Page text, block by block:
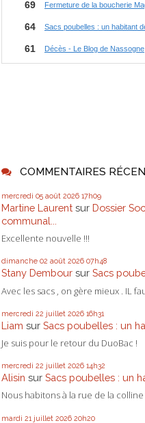
COMMENTAIRES
mercredi 05 août 2026 17h09
Martine Laurent sur Dossier
communal...
Excellente nouvelle !!!
dimanche 02 août 2026 07h48
Stany Dembour sur Sacs
Avec les sacs , on gère mieux . IL
mercredi 22 juillet 2026 16h31
Liam sur Sacs poubelles : un
Je suis pour le retour du DuoBac !
mercredi 22 juillet 2026 14h32
Alisin sur Sacs poubelles : un
Nous habitons à la rue de la colline
mardi 21 juillet 2026 20h20